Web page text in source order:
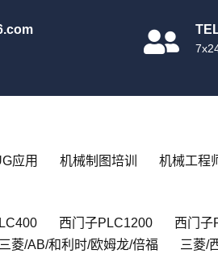
应用 机械制图培训 机械工程
西门子PLC1200 西门子
三菱/AB/和利时/欧姆龙/倍福 三菱/